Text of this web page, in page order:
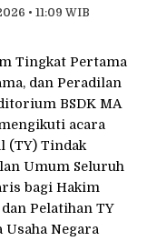
• 11:09 WIB
Tingkat Pertama
dan Peradilan
BSDK MA
acara
(TY) Tindak
Umum Seluruh
bagi Hakim
Pelatihan TY
Negara